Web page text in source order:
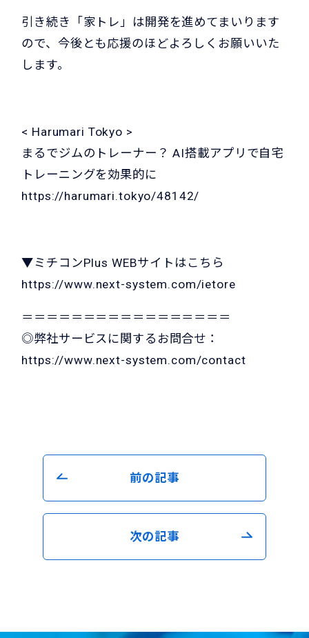
引き続き「家トレ」は開発を進めてまいります
ので、今後とも応援のほどよろしくお願いいた
します。
< Harumari Tokyo >
まるでジムのトレーナー？ AI搭載アプリで自宅
トレーニングを効果的に
https://harumari.tokyo/48142/
▼ミチコンPlus WEBサイトはこちら
https://www.next-system.com/ietore
＝＝＝＝＝＝＝＝＝＝＝＝＝＝＝＝＝
◎弊社サービスに関するお問合せ：
https://www.next-system.com/contact
前の記事
次の記事